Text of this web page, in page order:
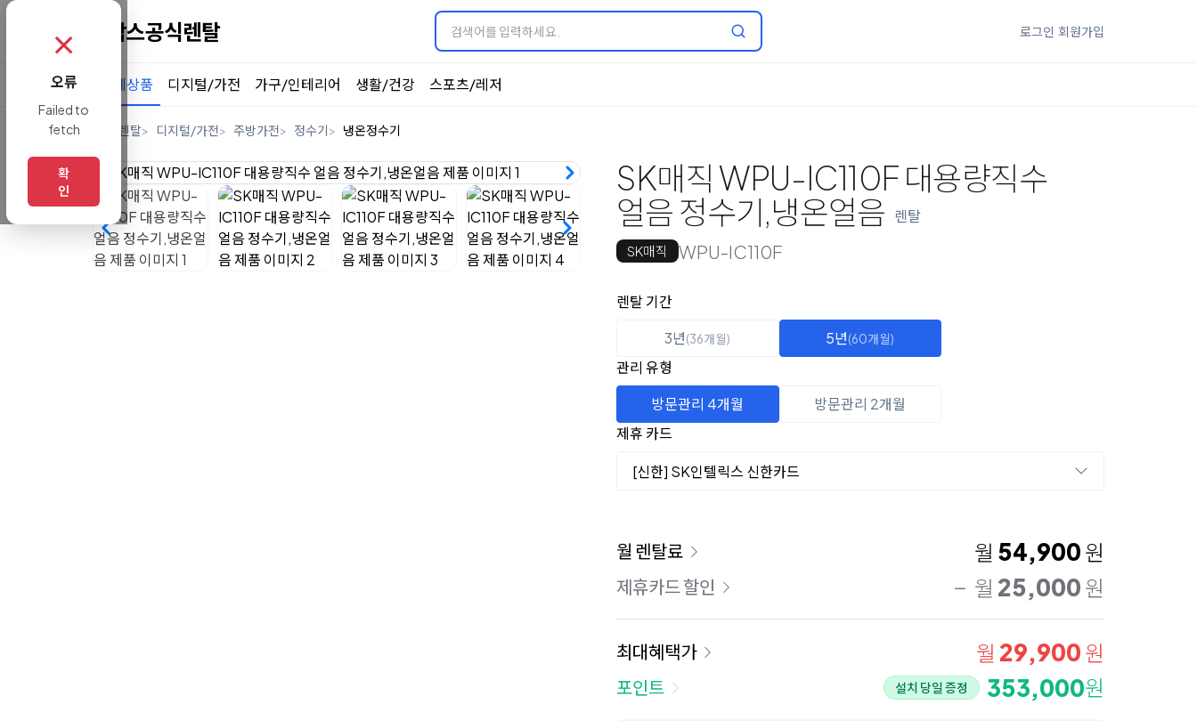
로그인 회원가입
전체상품 디지털/가전 가구/인테리어 생활/건강 스포츠/레저
렌탈 디지털/가전 주방가전 정수기 냉온정수기
SK매직 WPU-IC110F 대용량직수
얼음 정수기,냉온얼음 렌탈
SK매직 WPU-IC110F
옵션 선택
렌탈 선택
렌탈 기간
3년(36개월) 5년(60개월)
관리 유형
방문관리 4개월
방문관리 2개월
제휴 카드
[신한] SK인텔릭스 신한카드
이용 요금
월 렌탈료 월 54,900 원
제휴카드 할인 월 25,000 원
최대혜택가 월 29,900 원
포인트 설치 당일 증정 353,000원
✗
오류
Failed to
fetch
확
인